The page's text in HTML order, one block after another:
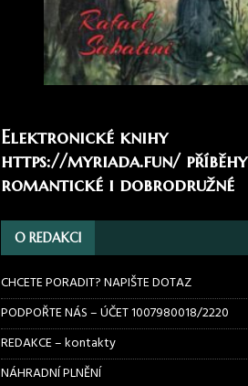
Elektronické knihy
https://myriada.fun/příběhy
romantické i dobrodružné
O REDAKCI
CHCETE PORADIT? NAPIŠTE DOTAZ
PODPOŘTE NÁS – ÚČET 1007980018/2220
REDAKCE – kontakty
NÁHRADNÍ PLNĚNÍ